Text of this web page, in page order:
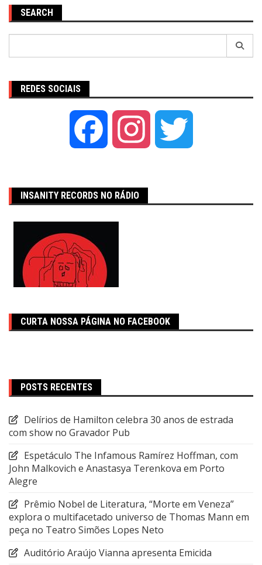
SEARCH
REDES SOCIAIS
Facebook Instagram
INSANITY RECORDS NO RÁDIO
CURTA NOSSA PÁGINA NO FACEBOOK
POSTS RECENTES
Delírios de Hamilton celebra 30 anos de estrada
com show no Gravador Pub
Espetáculo The Infamous Ramírez Hoffman, com
John Malkovich e Anastasya Terenkova em Porto
Alegre
Prêmio Nobel de Literatura, “Morte em Veneza”
explora o multifacetado universo de Thomas Mann em
peça no Teatro Simões Lopes Neto
Auditório Araújo Vianna apresenta Emicida